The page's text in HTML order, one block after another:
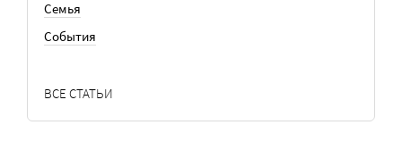
Семья
События
ВСЕ СТАТЬИ